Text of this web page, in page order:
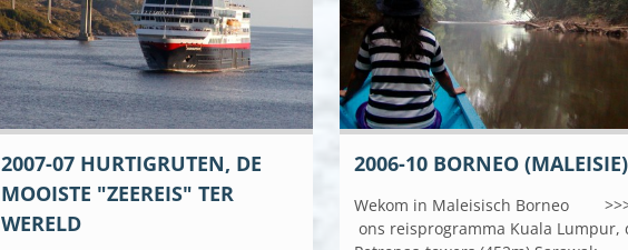
2007-07 HURTIGRUTEN, DE
MOOISTE "ZEEREIS" TER
WERELD
2006-10 BORNEO (MALEISIE)
Wekom in Maleisisch Borneo
ons reisprogramma Kuala Lumpur,